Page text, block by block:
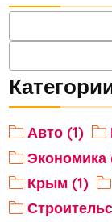
Авто (1)
Экономика
Крым (1)